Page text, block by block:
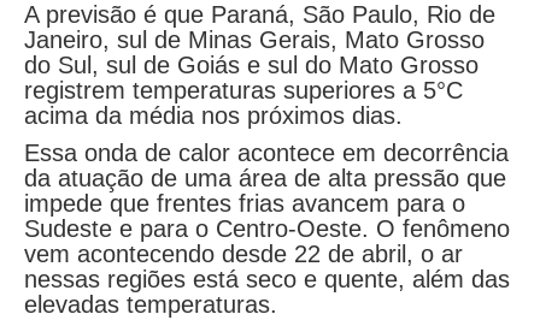
A previsão é que Paraná, São Paulo, Rio de
Janeiro, sul de Minas Gerais, Mato Grosso
do Sul, sul de Goiás e sul do Mato Grosso
registrem temperaturas superiores a 5°C
acima da média nos próximos dias.
Essa onda de calor acontece em decorrência
da atuação de uma área de alta pressão que
impede que frentes frias avancem para o
Sudeste e para o Centro-Oeste. O fenômeno
vem acontecendo desde 22 de abril, o ar
nessas regiões está seco e quente, além das
elevadas temperaturas.